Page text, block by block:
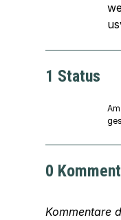
1 Status
0
Kommentare